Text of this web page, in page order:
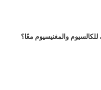
والمغنيسيوم معًا؟